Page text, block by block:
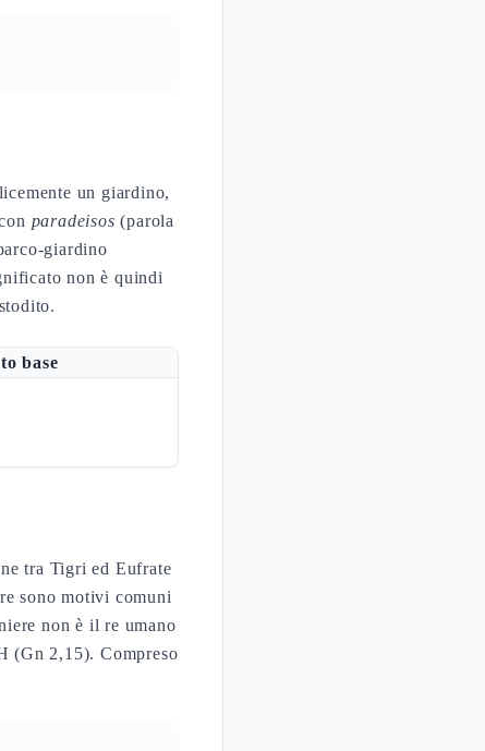
un giardino,
paradeisos (parola
giardino
non è quindi
base
tra Tigri ed Eufrate
sono motivi comuni
non è il re umano
(Gn 2,15). Compreso